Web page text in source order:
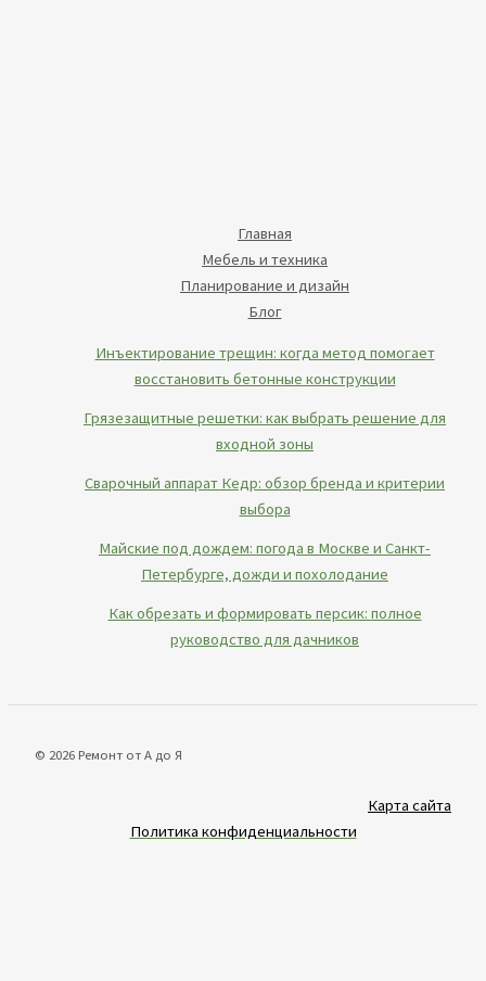
Главная
Мебель и техника
Планирование и дизайн
Блог
Инъектирование трещин: когда метод помогает
восстановить бетонные конструкции
Грязезащитные решетки: как выбрать решение для
входной зоны
Сварочный аппарат Кедр: обзор бренда и критерии
выбора
Майские под дождем: погода в Москве и Санкт-
Петербурге, дожди и похолодание
Как обрезать и формировать персик: полное
руководство для дачников
© 2026 Ремонт от А до Я
Карта сайта
Политика конфиденциальности